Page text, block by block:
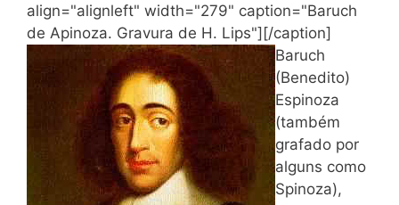
align="alignleft" width="279" caption="Baruch
de Apinoza. Gravura de H. Lips"][/caption]
Baruch
(Benedito)
Espinoza
(também
grafado por
alguns como
Spinoza),